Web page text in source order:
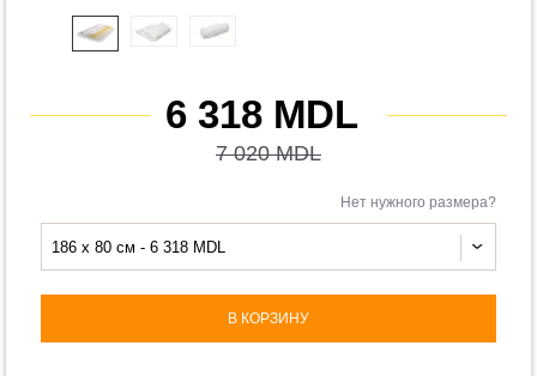
6 318 MDL
7 020 MDL
Нет нужного размера?
186 x 80 см - 6 318 MDL
В КОРЗИНУ